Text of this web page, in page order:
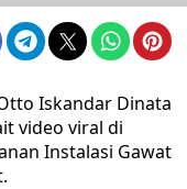
Iskandar Dinata
video viral di
Instalasi Gawat